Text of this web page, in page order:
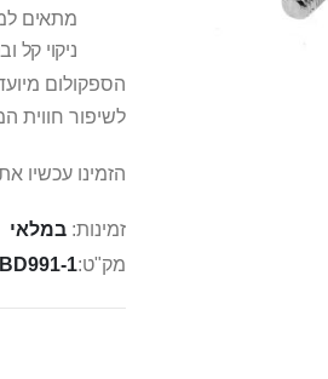
מתאים
ניקוי קל
הספקולום
לשיפור חווית
הזמינו עכשיו
זמינות: במלאי
מק"ט BD991-1